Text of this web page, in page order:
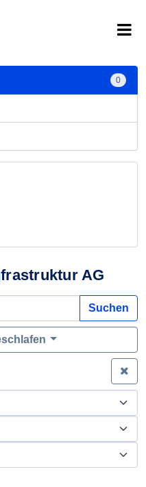
AG
Suchen
0